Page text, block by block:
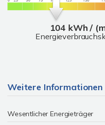
104 kWh /
Weitere Informationen
Wesentlicher Energieträger